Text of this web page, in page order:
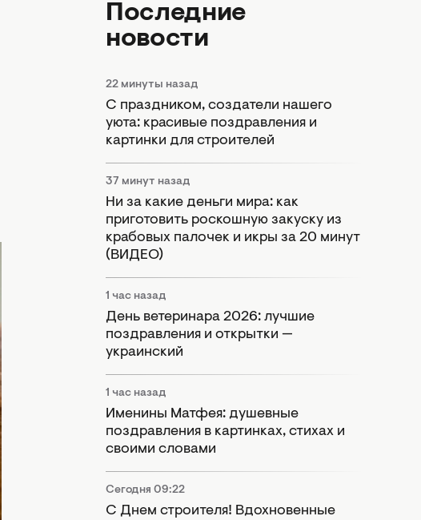
Последние
новости
22 минуты назад
С праздником, создатели нашего
уюта: красивые поздравления и
картинки для строителей
37 минут назад
Ни за какие деньги мира: как
приготовить роскошную закуску из
крабовых палочек и икры за 20 минут
(ВИДЕО)
1 час назад
День ветеринара 2026: лучшие
поздравления и открытки —
украинский
1 час назад
Именины Матфея: душевные
поздравления в картинках, стихах и
своими словами
Сегодня 09:22
С Днем строителя! Вдохновенные